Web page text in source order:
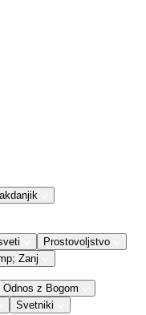
Prostovoljstvo
Zanj
Odnos z Bogom
Svetniki